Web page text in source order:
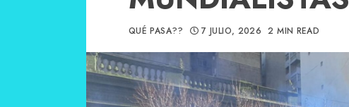
QUÉ PASA?? 7 JULIO, 2026 2 MIN READ